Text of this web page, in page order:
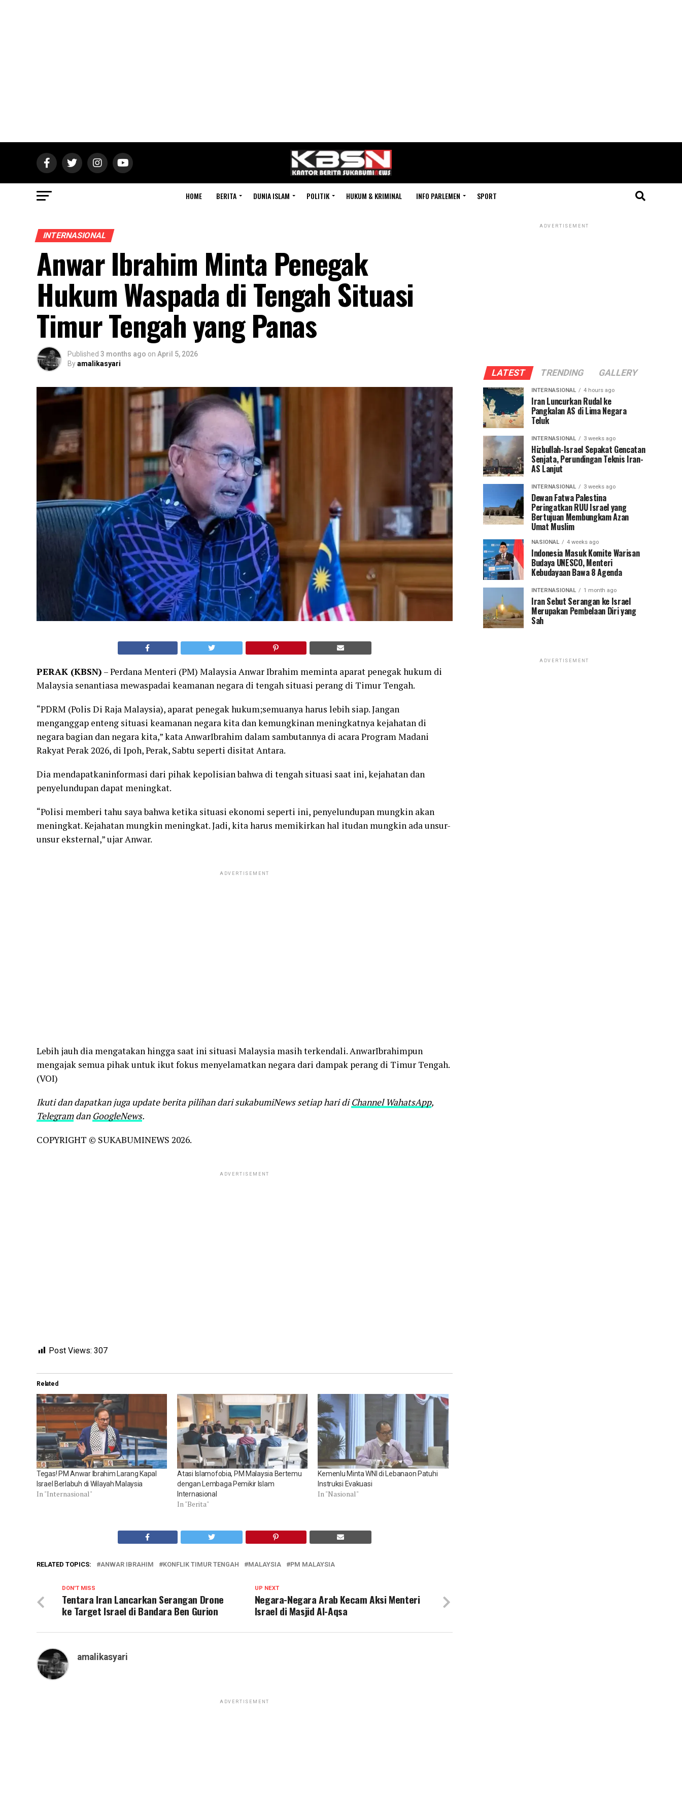
HOME BERITA DUNIA ISLAM POLITIK HUKUM & KRIMINAL INFO PARLEMEN SPORT
INTERNASIONAL
Anwar Ibrahim Minta Penegak
Hukum Waspada di Tengah Situasi
Timur Tengah yang Panas
Published 3 months ago on April 5, 2026
Byamalikasyari
PERAK (KBSN) – Perdana Menteri (PM) Malaysia Anwar Ibrahim meminta aparat penegak hukum di
Malaysia senantiasa mewaspadai keamanan negara di tengah situasi perang di Timur Tengah.
“PDRM (Polis Di Raja Malaysia), aparat penegak hukum;semuanya harus lebih siap. Jangan
menganggap enteng situasi keamanan negara kita dan kemungkinan meningkatnya kejahatan di
negara bagian dan negara kita,” kata AnwarIbrahim dalam sambutannya di acara Program Madani
Rakyat Perak 2026, di Ipoh, Perak, Sabtu seperti disitat Antara.
Dia mendapatkaninformasi dari pihak kepolisian bahwa di tengah situasi saat ini, kejahatan dan
penyelundupan dapat meningkat.
“Polisi memberi tahu saya bahwa ketika situasi ekonomi seperti ini, penyelundupan mungkin akan
meningkat. Kejahatan mungkin meningkat. Jadi, kita harus memikirkan hal itudan mungkin ada unsur-
unsur eksternal,” ujar Anwar.
ADVERTISEMENT
Lebih jauh dia mengatakan hingga saat ini situasi Malaysia masih terkendali. AnwarIbrahimpun
mengajak semua pihak untuk ikut fokus menyelamatkan negara dari dampak perang di Timur Tengah.
(VOI)
Ikuti dan dapatkan juga update berita pilihan dari sukabumiNews setiap hari diChannel WahatsApp,
Telegramdan GoogleNews.
COPYRIGHT © SUKABUMINEWS 2026.
ADVERTISEMENT
Post Views: 307
Related
Tegas! PM Anwar Ibrahim Larang Kapal
Israel Berlabuh di Wilayah Malaysia
In "Internasional"
Atasi Islamofobia, PM Malaysia Bertemu
dengan Lembaga Pemikir Islam
Internasional
In "Berita"
Kemenlu Minta WNI di Lebanaon Patuhi
Instruksi Evakuasi
In "Nasional"
RELATED TOPICS: ANWAR IBRAHIM KONFLIK TIMUR TENGAH MALAYSIA PM MALAYSIA
UP NEXT
Negara-Negara Arab Kecam Aksi Menteri
Israel di Masjid Al-Aqsa
DON'T MISS
Tentara Iran Lancarkan Serangan Drone
ke Target Israel di Bandara Ben Gurion
amalikasyari
ADVERTISEMENT
ADVERTISEMENT
LATEST TRENDING GALLERY
INTERNASIONAL 4 hours ago
Iran Luncurkan Rudal ke
Pangkalan AS di Lima Negara
Teluk
INTERNASIONAL 3 weeks ago
Hizbullah-Israel Sepakat Gencatan
Senjata, Perundingan Teknis Iran-
AS Lanjut
INTERNASIONAL 3 weeks ago
Dewan Fatwa Palestina
Peringatkan RUU Israel yang
Bertujuan Membungkam Azan
Umat Muslim
NASIONAL 4 weeks ago
Indonesia Masuk Komite Warisan
Budaya UNESCO, Menteri
Kebudayaan Bawa 8 Agenda
INTERNASIONAL 1 month ago
Iran Sebut Serangan ke Israel
Merupakan Pembelaan Diri yang
Sah
ADVERTISEMENT